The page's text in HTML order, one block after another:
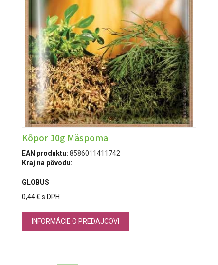
Kôpor 10g Mäspoma
EAN produktu: 8586011411742
Krajina pôvodu:
GLOBUS
0,44 € s DPH
INFORMÁCIE O PREDAJCOVI